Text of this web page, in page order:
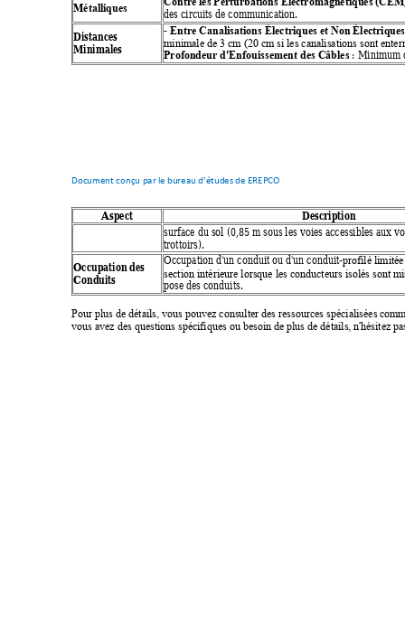
Métalliques des circuits de communication.
Distances
Minimales
- Entre Canalisations Électriques et Non Électriques
minimale de 3 cm (20 cm si les canalisations sont
Profondeur d'Enfouissement des Câbles : Minimum
Document conçu par le bureau d’études de EREPCO
Aspect Description
surface du sol (0,85 m sous les voies accessibles aux
trottoirs).
Occupation des
Conduits
Occupation d'un conduit ou d'un conduit-profilé limitée
section intérieure lorsque les conducteurs isolés sont
pose des conduits.
Pour plus de détails, vous pouvez consulter des ressources spécialisées c
vous avez des questions spécifiques ou besoin de plus de détails, n'hésitez